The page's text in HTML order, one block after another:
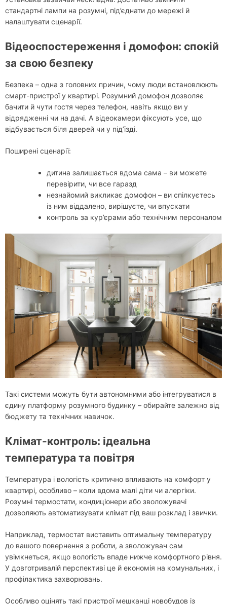
стандартні лампи на розумні, під’єднати до мережі й
налаштувати сценарії.
Відеоспостереження і домофон: спокій
за свою безпеку
Безпека – одна з головних причин, чому люди встановлюють
смарт-пристрої у квартирі. Розумний домофон дозволяє
бачити й чути гостя через телефон, навіть якщо ви у
відрядженні чи на дачі. А відеокамери фіксують усе, що
відбувається біля дверей чи у під’їзді.
Поширені сценарії:
дитина залишається вдома сама – ви можете
перевірити, чи все гаразд
незнайомий викликає домофон – ви спілкуєтесь
із ним віддалено, вирішуєте, чи впускати
контроль за кур’єрами або технічним персоналом
Такі системи можуть бути автономними або інтегруватися в
єдину платформу розумного будинку – обирайте залежно від
бюджету та технічних навичок.
Клімат-контроль: ідеальна
температура та повітря
Температура і вологість критично впливають на комфорт у
квартирі, особливо – коли вдома малі діти чи алергіки.
Розумні термостати, кондиціонери або зволожувачі
дозволяють автоматизувати клімат під ваш розклад і звички.
Наприклад, термостат виставить оптимальну температуру
до вашого повернення з роботи, а зволожувач сам
увімкнеться, якщо вологість впаде нижче комфортного рівня.
У довготривалій перспективі це й економія на комунальних, і
профілактика захворювань.
Особливо оцінять такі пристрої мешканці новобудов із